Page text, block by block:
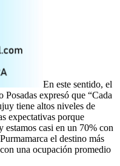
En este sentido, el
expresó que “Cada
tiene altos niveles de
expectativas porque
estamos casi en un 70% con
el destino más
una ocupación promedio